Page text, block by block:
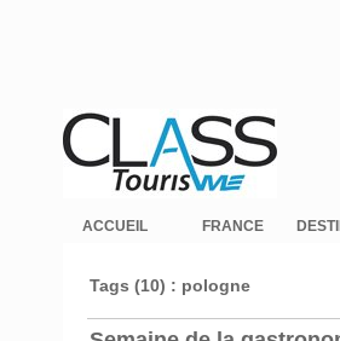
ACCUEIL FRANCE
Tags (10) : pologne